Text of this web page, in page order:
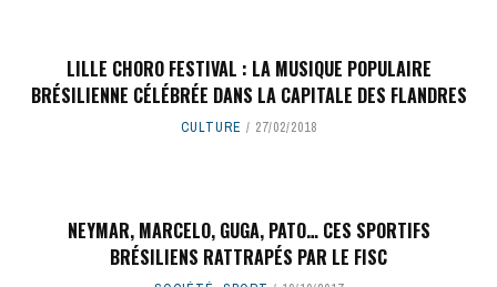
LILLE CHORO FESTIVAL : LA MUSIQUE POPULAIRE
BRÉSILIENNE CÉLÉBRÉE DANS LA CAPITALE DES FLANDRES
CULTURE 27/02/2018
NEYMAR, MARCELO, GUGA, PATO… CES SPORTIFS
BRÉSILIENS RATTRAPÉS PAR LE FISC